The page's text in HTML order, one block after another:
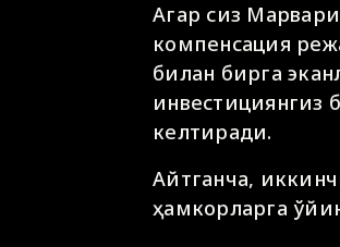
Агар сиз
компенсация
билан бирга
инвестициянгиз
келтиради.
Айтганча,
ҳамкорларга